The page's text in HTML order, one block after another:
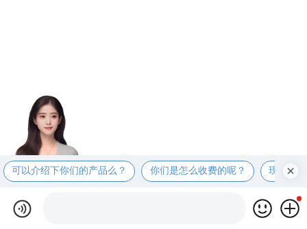
可以介绍下你们的产品么？ 你们是怎么收费的呢？ 现在有